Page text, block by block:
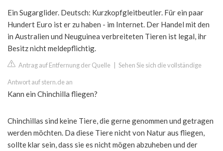
Ein Sugarglider. Deutsch: Kurzkopfgleitbeutler. Für ein paar
Hundert Euro ist er zu haben - im Internet. Der Handel mit den
in Australien und Neuguinea verbreiteten Tieren ist legal, ihr
Besitz nicht meldepflichtig.
Antrag auf Entfernung der Quelle Sehen Sie sich die vollständige
Antwort auf stern.de an
Kann ein Chinchilla fliegen?
Chinchillas sind keine Tiere, die gerne genommen und getragen
werden möchten. Da diese Tiere nicht von Natur aus fliegen,
sollte klar sein, dass sie es nicht mögen abzuheben und der